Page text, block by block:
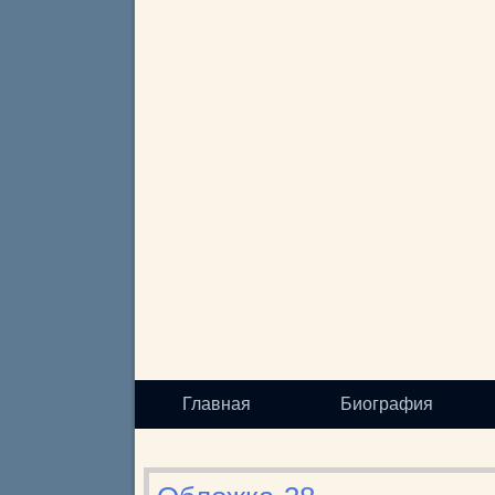
Главная Биография